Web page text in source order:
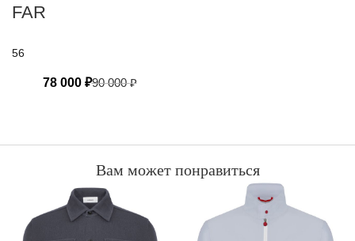
FAR
56
78 000 ₽90 000₽
Вам может понравиться